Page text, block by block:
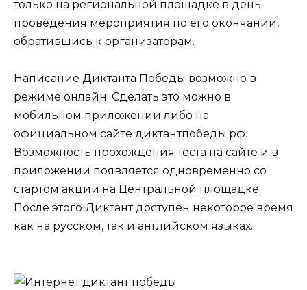
только на региональной площадке в день
проведения мероприятия по его окончании,
обратившись к организаторам.
Написание Диктанта Победы возможно в
режиме онлайн. Сделать это можно в
мобильном приложении либо на
официальном сайте диктантпобеды.рф.
Возможность прохождения теста на сайте и в
приложении появляется одновременно со
стартом акции на Центральной площадке.
После этого Диктант доступен некоторое время
как на русском, так и английском языках.